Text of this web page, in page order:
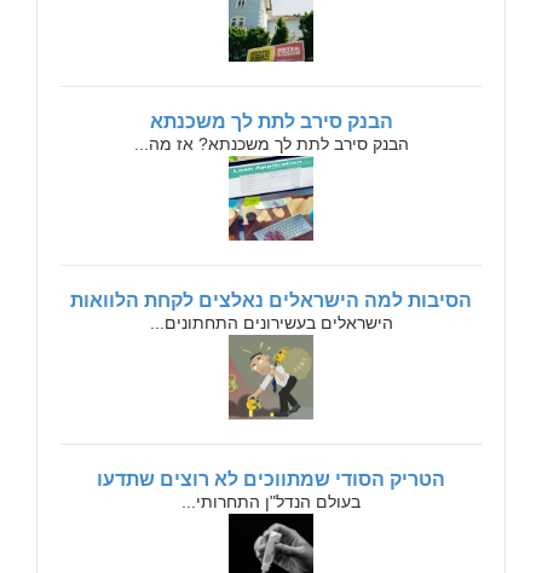
הבנק סירב לתת לך משכנתא
הבנק סירב לתת לך משכנתא? אז מה...
הסיבות למה הישראלים נאלצים לקחת הלוואות
הישראלים בעשירונים התחתונים...
הטריק הסודי שמתווכים לא רוצים שתדעו
בעולם הנדל"ן התחרותי...